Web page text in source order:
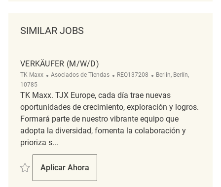
SIMILAR JOBS
VERKÄUFER (M/W/D)
TK Maxx Categoría
Asociados de Tiendas ReqId
REQ137208 Ubicación
Berlin, Berlín,
10785
TK Maxx. TJX Europe, cada día trae nuevas
oportunidades de crecimiento, exploración y logros.
Formará parte de nuestro vibrante equipo que
adopta la diversidad, fomenta la colaboración y
prioriza s...
Salvar Verkäufer (m/w/d) REQ137208
Aplicar Ahora
Verkäufer (m/w/d)